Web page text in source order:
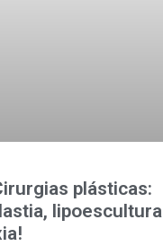
plásticas:
lipoescultura